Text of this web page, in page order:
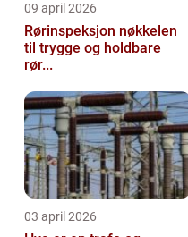
09 april 2026
Rørinspeksjon nøkkelen
til trygge og holdbare
rør...
03 april 2026